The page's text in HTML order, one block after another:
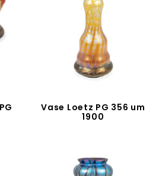
Vase Loetz PG 356 um
1900